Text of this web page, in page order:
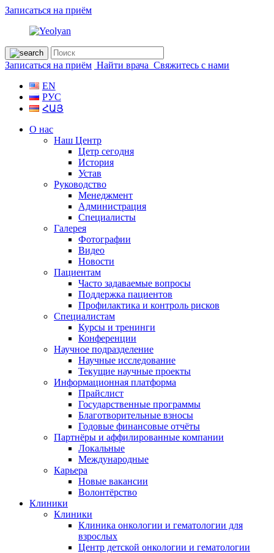
Записаться на приём
Записаться на приём Найти врача Свяжитесь с нами
EN
РУС
ՀԱՅ
О нас
Наш Центр
Цетр сегодня
История
Устав
Руководство
Менеджмент
Администрация
Специалисты
Галерея
Фотографии
Видео
Новости
Пациентам
Часто задаваемые вопросы
Поддержка пациентов
Профилактика и контроль рисков
Специалистам
Курсы и тренинги
Конференции
Научное подразделение
Научные исследованиe
Текущие научные проекты
Информационная платформа
Прайслист
Государственные программы
Благотворительные взносы
Годовые финансовые отчёты
Партнёры и аффилированные компании
Локальные
Международные
Карьера
Новые вакансии
Волонтёрство
Клиники
Клиники
Клиника онкологии и гематологии для
взрослых
Центр детской онкологии и гематологии